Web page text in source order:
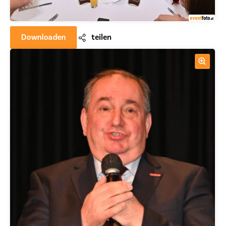
Downloaden teilen